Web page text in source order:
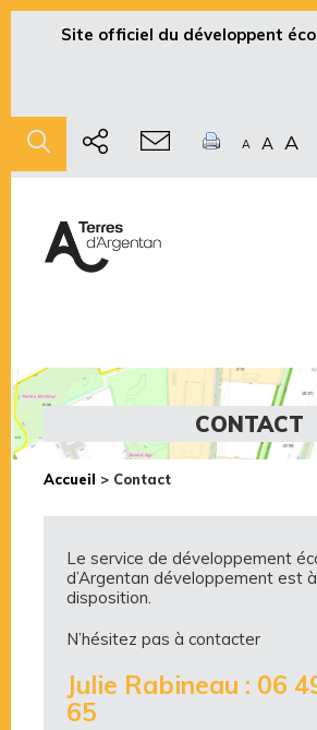
Site officiel du développent
A A A
CONTACT
Accueil > Contact
Le service de développement
d’Argentan développement est
disposition.
N’hésitez pas à contacter
Julie Rabineau : 06
65